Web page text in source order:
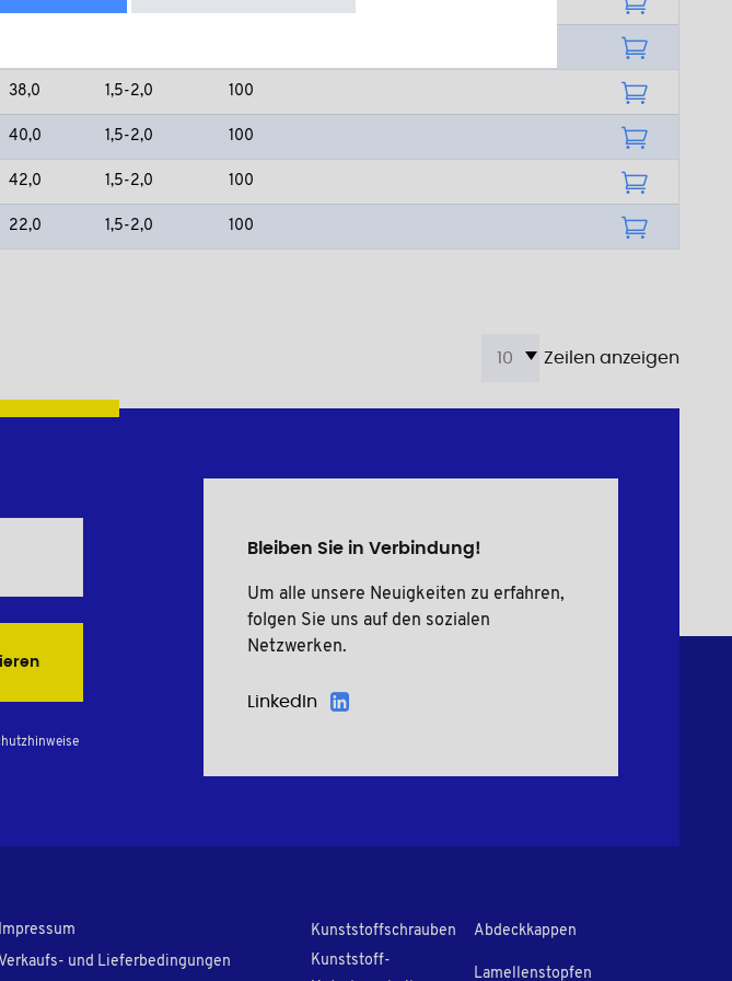
38,0 1,5-2,0 100
40,0 1,5-2,0 100
42,0 1,5-2,0 100
22,0 1,5-2,0 100
Zeilen anzeigen
Bleiben Sie in Verbindung!
Um alle unsere Neuigkeiten zu erfahren,
folgen Sie uns auf den sozialen
Netzwerken.
LinkedIn
Impressum
Verkaufs- und Lieferbedingungen
Kunststoffschrauben
Abdeckkappen
Kunststoff-
Lamellenstopfen